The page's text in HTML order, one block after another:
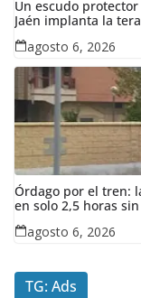
Un escudo
Jaén implanta la
agosto 6, 2026
Órdago por el tren:
en solo 2,5 horas
agosto 6, 2026
TG: Ads